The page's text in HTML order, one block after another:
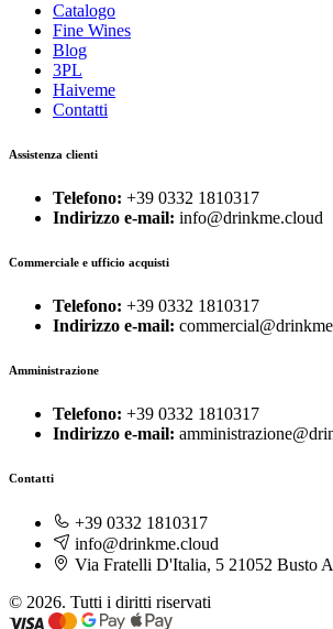
Catalogo
Fine Wines
Blog
3PL
Haiveme
Contatti
Assistenza clienti
Telefono: +39 0332 1810317
Indirizzo e-mail: info@drinkme.cloud
Commerciale e ufficio acquisti
Telefono: +39 0332 1810317
Indirizzo e-mail:
Amministrazione
Telefono: +39 0332 1810317
Indirizzo e-mail:
Contatti
+39 0332 1810317
info@drinkme.cloud
Via Fratelli D'Italia, 5 21052 Busto
© 2026. Tutti i diritti riservati